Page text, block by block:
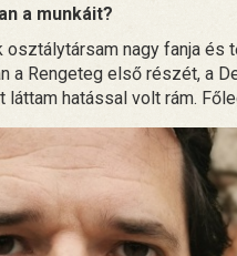
a munkáit?
osztálytársam nagy fanja
a Rengeteg első részét, a
hatással volt rám.